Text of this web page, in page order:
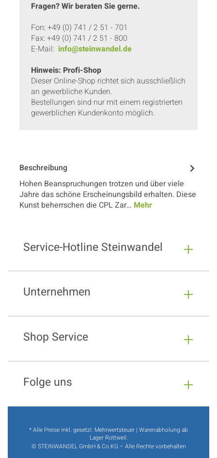
Fragen? Wir beraten Sie gerne.
Fon: +49 (0) 741 / 2 51 - 701
Fax: +49 (0) 741 / 2 51 - 800
E-Mail: info@steinwandel.de
Hinweis: Profi-Shop
Dieser Online-Shop richtet sich ausschließlich
an gewerbliche Kunden.
Bestellungen sind nur mit einem registrierten
gewerblichen Kundenkonto möglich.
Beschreibung
Hohen Beanspruchungen trotzen und über viele
Jahre das schöne Erscheinungsbild erhalten. Diese
Kunst beherrschen die CPL Zar… Mehr
Service-Hotline Steinwandel
Unternehmen
Shop Service
Folge uns
* Alle Preise inkl. gesetzl. Mehrwertsteuer | Warenabholung ab
Lager Rottweil.
© STEINWANDEL GmbH & Co.KG – Alle Rechte vorbehalten